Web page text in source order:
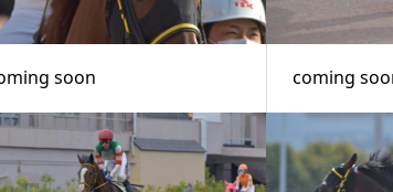
soon coming